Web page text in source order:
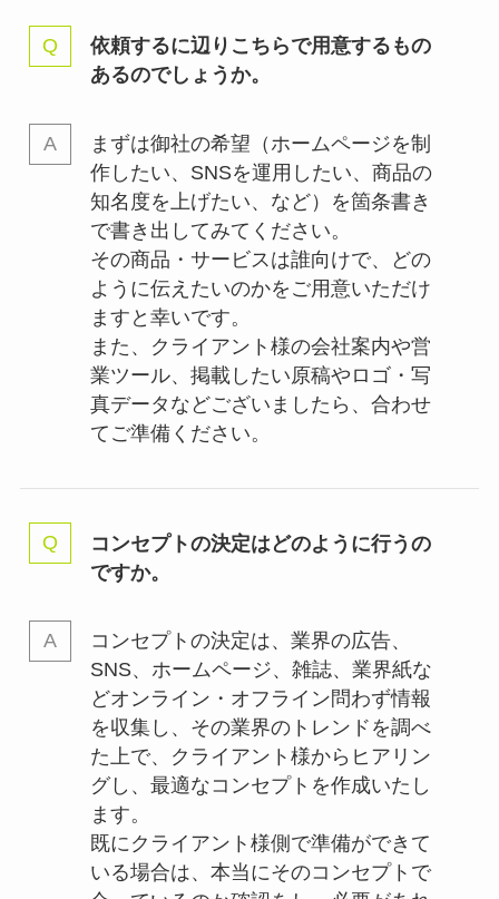
依頼するに辺りこちらで用意するもの
あるのでしょうか。
まずは御社の希望（ホームページを制
作したい、SNSを運用したい、商品の
知名度を上げたい、など）を箇条書き
で書き出してみてください。
その商品・サービスは誰向けで、どの
ように伝えたいのかをご用意いただけ
ますと幸いです。
また、クライアント様の会社案内や営
業ツール、掲載したい原稿やロゴ・写
真データなどございましたら、合わせ
てご準備ください。
コンセプトの決定はどのように行うの
ですか。
コンセプトの決定は、業界の広告、
SNS、ホームページ、雑誌、業界紙な
どオンライン・オフライン問わず情報
を収集し、その業界のトレンドを調べ
た上で、クライアント様からヒアリン
グし、最適なコンセプトを作成いたし
ます。
既にクライアント様側で準備ができて
いる場合は、本当にそのコンセプトで